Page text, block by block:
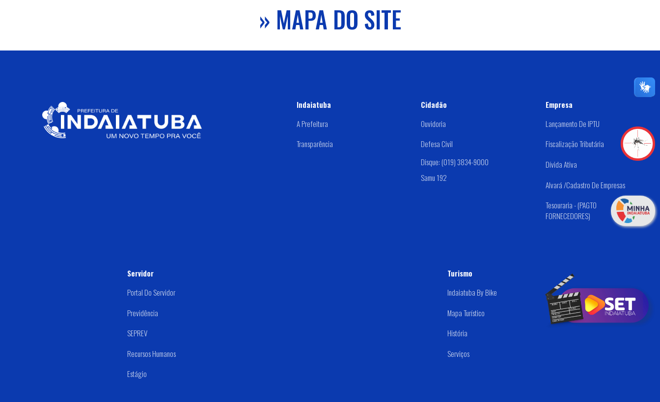
» MAPA DO SITE
Indaiatuba
A Prefeitura
Transparência
Cidadão
Ouvidoria
Defesa Civil
Disque: (019) 3834-9000
Samu 192
Empresa
Lançamento De IPTU
Fiscalização Tributária
Dívida Ativa
Alvará /Cadastro De Empresas
Tesouraria - (PAGTO
FORNECEDORES)
Servidor
Portal Do Servidor
Previdência
SEPREV
Recursos Humanos
Estágio
Turismo
Indaiatuba By Bike
Mapa Turístico
História
Serviços